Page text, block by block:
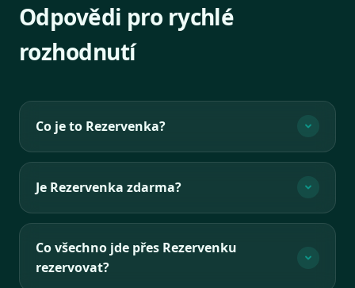
Odpovědi pro rychlé
rozhodnutí
Co je to Rezervenka?
Je Rezervenka zdarma?
Co všechno jde přes Rezervenku
rezervovat?